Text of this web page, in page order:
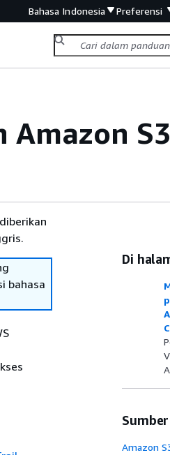
Bahasa Indonesia Preferensi
S3
bahasa
Di
Amazon